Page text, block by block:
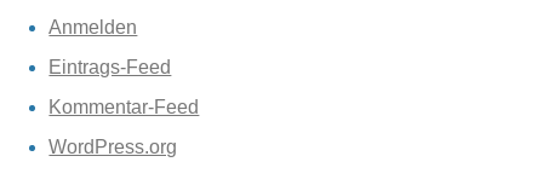
Anmelden
Eintrags-Feed
Kommentar-Feed
WordPress.org